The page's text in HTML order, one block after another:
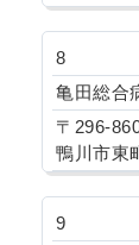
8
亀田総合
〒296-
鴨川市東
9